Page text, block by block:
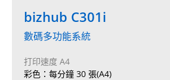
bizhub C301i
數碼多功能系統
打印速度 A4
彩色：每分鐘 30 張(A4)